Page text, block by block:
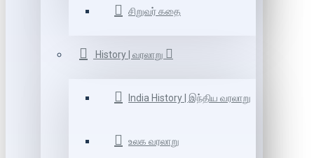
சிறுவர் கதை
History | வரலாறு
India History | இந்திய வரலாறு
உலக வரலாறு